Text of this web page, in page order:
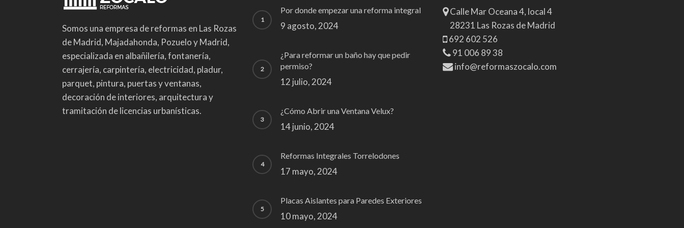
Somos una empresa de reformas en Las Rozas
de Madrid, Majadahonda, Pozuelo y Madrid,
especializada en albañilería, fontanería,
cerrajería, carpintería, electricidad, pladur,
parquet, pintura, puertas y ventanas,
decoración de interiores, arquitectura y
tramitación de licencias urbanísticas.
Por donde empezar una reforma integral
9 agosto, 2024
¿Para reformar un baño hay que pedir
permiso?
12 julio, 2024
¿Cómo Abrir una Ventana Velux?
14 junio, 2024
Reformas Integrales Torrelodones
17 mayo, 2024
Placas Aislantes para Paredes Exteriores
10 mayo, 2024
Calle Mar Oceana 4, local 4
28231 Las Rozas de Madrid
692 602 526
91 006 89 38
info@reformaszocalo.com